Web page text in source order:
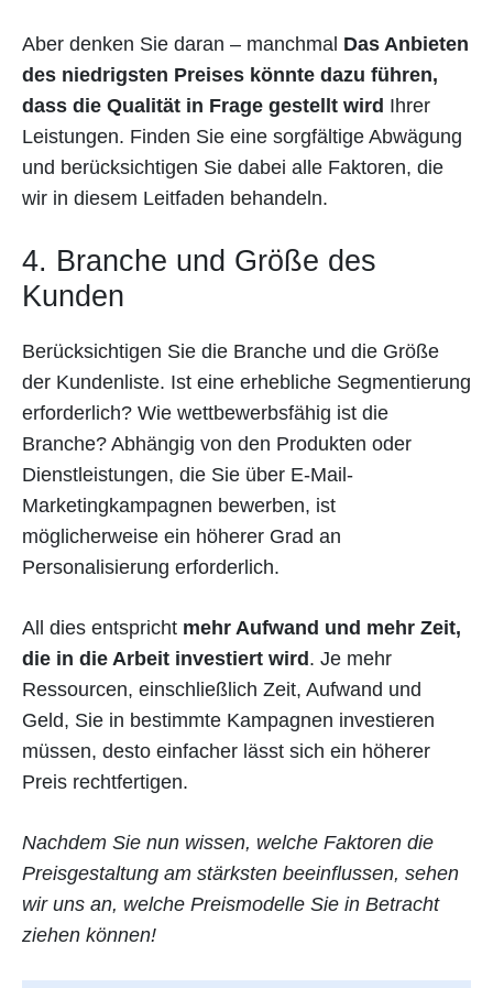
Aber denken Sie daran – manchmal Das Anbieten
des niedrigsten Preises könnte dazu führen,
dass die Qualität in Frage gestellt wird Ihrer
Leistungen. Finden Sie eine sorgfältige Abwägung
und berücksichtigen Sie dabei alle Faktoren, die
wir in diesem Leitfaden behandeln.
4. Branche und Größe des
Kunden
Berücksichtigen Sie die Branche und die Größe
der Kundenliste. Ist eine erhebliche Segmentierung
erforderlich? Wie wettbewerbsfähig ist die
Branche? Abhängig von den Produkten oder
Dienstleistungen, die Sie über E-Mail-
Marketingkampagnen bewerben, ist
möglicherweise ein höherer Grad an
Personalisierung erforderlich.
All dies entspricht mehr Aufwand und mehr Zeit,
die in die Arbeit investiert wird. Je mehr
Ressourcen, einschließlich Zeit, Aufwand und
Geld, Sie in bestimmte Kampagnen investieren
müssen, desto einfacher lässt sich ein höherer
Preis rechtfertigen.
Nachdem Sie nun wissen, welche Faktoren die
Preisgestaltung am stärksten beeinflussen, sehen
wir uns an, welche Preismodelle Sie in Betracht
ziehen können!